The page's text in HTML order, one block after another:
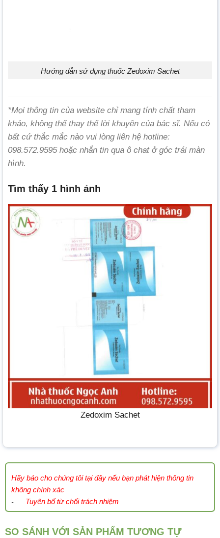
Hướng dẫn sử dụng thuốc Zedoxim Sachet
*Mọi thông tin của website chỉ mang tính chất tham
khảo, không thể thay thế lời khuyên của bác sĩ. Nếu có
bất cứ thắc mắc nào vui lòng liên hệ hotline:
098.572.9595 hoặc nhắn tin qua ô chat ở góc trái màn
hình.
Tìm thấy 1 hình ảnh
Zedoxim Sachet
Hãy báo cho chúng tôi tại đây nếu bạn phát hiện thông tin
không chính xác
- Tuyên bố từ chối trách nhiệm
SO SÁNH VỚI SẢN PHẨM TƯƠNG TỰ